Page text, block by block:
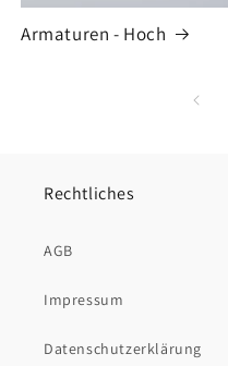
Armaturen - Hoch
Rechtliches
AGB
Impressum
Datenschutzerklärung